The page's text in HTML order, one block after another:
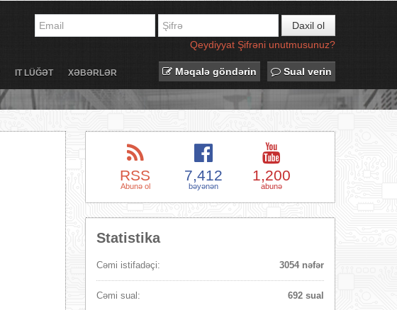
Daxil ol
Qeydiyyat Şifrəni unutmusunuz?
IT LÜĞƏT XƏBƏRLƏR Məqalə göndərin Sual verin
RSS
Abunə ol
7,412
bəyənən
1,200
abunə
Statistika
Cəmi istifadəçi: 3054 nəfər
Cəmi sual: 692 sual